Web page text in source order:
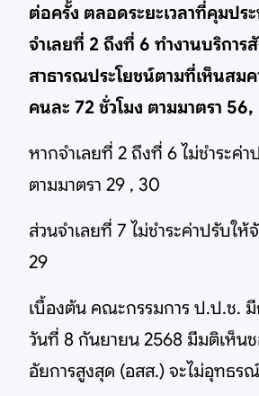
ต่อครั้ง ตลอดระยะเวลาที่คุมปร
จำเลยที่ 2 ถึงที่ 6 ทำงานบริการ
สาธารณประโยชน์ตามที่เห็นสมค
คนละ 72 ชั่วโมง ตามมาตรา 56,
หากจำเลยที่ 2 ถึงที่ 6 ไม่ชำระค่า
ตามมาตรา 29 , 30
ส่วนจำเลยที่ 7 ไม่ชำระค่าปรับให้
29
เบื้องต้น คณะกรรมการ ป.ป.ช. มี
วันที่ 8 กันยายน 2568 มีมติเห็น
อัยการสูงสุด (อสส.) จะไม่อุทธร